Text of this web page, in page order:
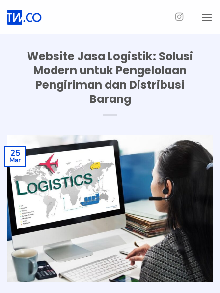
Website Jasa Logistik: Solusi
Modern untuk Pengelolaan
Pengiriman dan Distribusi
Barang
25
Mar